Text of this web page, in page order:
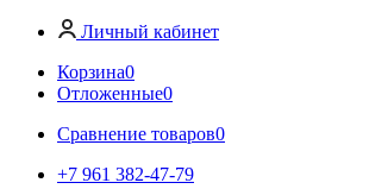
Личный кабинет
Корзина0
Отложенные0
Сравнение товаров0
+7 961 382-47-79